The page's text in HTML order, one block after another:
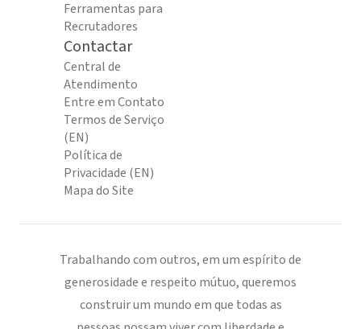
Ferramentas para
Recrutadores
Contactar
Central de
Atendimento
Entre em Contato
Termos de Serviço
(EN)
Política de
Privacidade (EN)
Mapa do Site
Trabalhando com outros, em um espírito de
generosidade e respeito mútuo, queremos
construir um mundo em que todas as